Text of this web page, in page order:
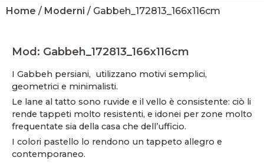
Home / Moderni / Gabbeh_172813_166x116cm
Mod: Gabbeh_172813_166x116cm
I Gabbeh persiani, utilizzano motivi semplici,
geometrici e minimalisti.
Le lane al tatto sono ruvide e il vello è consistente: ciò li
rende tappeti molto resistenti, e idonei per zone molto
frequentate sia della casa che dell’ufficio.
I colori pastello lo rendono un tappeto allegro e
contemporaneo.